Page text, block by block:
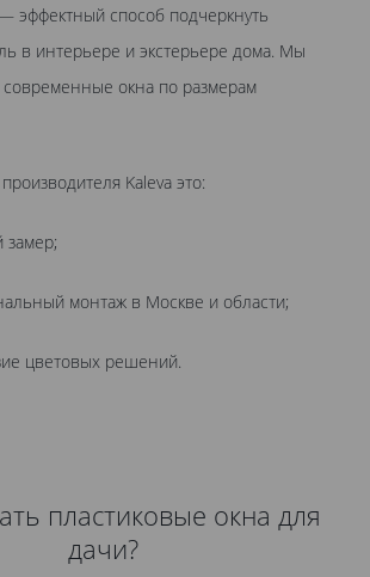
эффектный способ подчеркнуть
в интерьере и экстерьере дома. Мы
современные окна по размерам
Kaleva это:
замер;
монтаж в Москве и области;
цветовых решений.
пластиковые окна для
дачи?